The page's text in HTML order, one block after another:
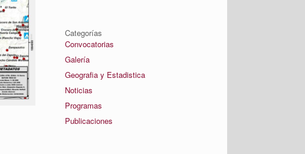
Categorías
Convocatorias
Galería
Geografia y Estadistica
Noticias
Programas
Publicaciones